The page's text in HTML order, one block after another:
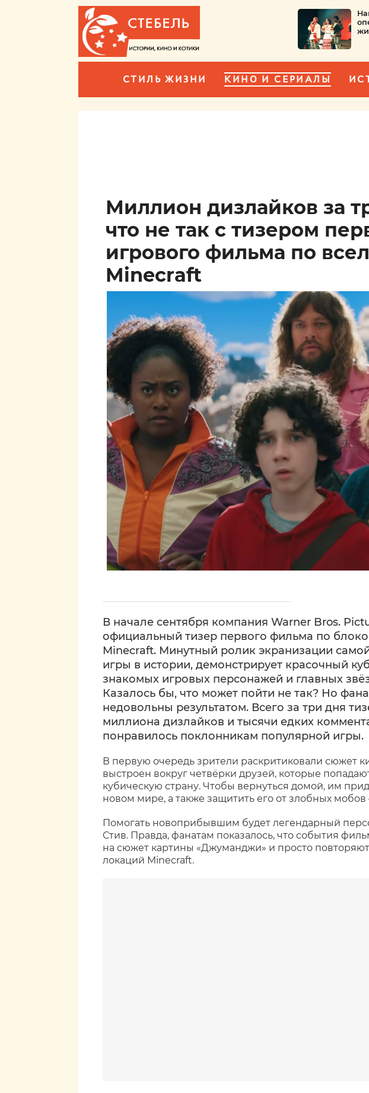
СТИЛЬ ЖИЗНИ КИНО И СЕРИАЛЫ
Миллион дизлайков за
что не так с тизером
игрового фильма по
Minecraft
В начале сентября компания Warner Bros.
официальный тизер первого фильма по
Minecraft. Минутный ролик экранизации
игры в истории, демонстрирует красочный
знакомых игровых персонажей и главных
Казалось бы, что может пойти не так? Но
недовольны результатом. Всего за три дня
миллиона дизлайков и тысячи едких
понравилось поклонникам популярной игры.
В первую очередь зрители раскритиковали сюжет
выстроен вокруг четвёрки друзей, которые
кубическую страну. Чтобы вернуться домой, им
новом мире, а также защитить его от злобных
Помогать новоприбывшим будет легендарный
Стив. Правда, фанатам показалось, что события
на сюжет картины «Джуманджи» и просто
локаций Minecraft.